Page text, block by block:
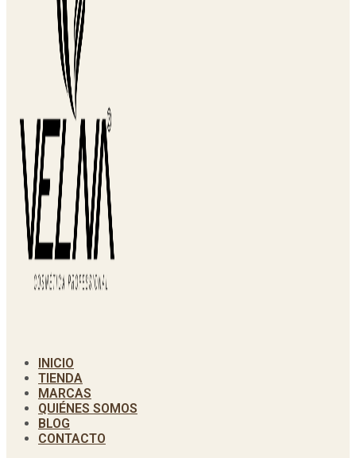
INICIO
TIENDA
MARCAS
QUIÉNES SOMOS
BLOG
CONTACTO